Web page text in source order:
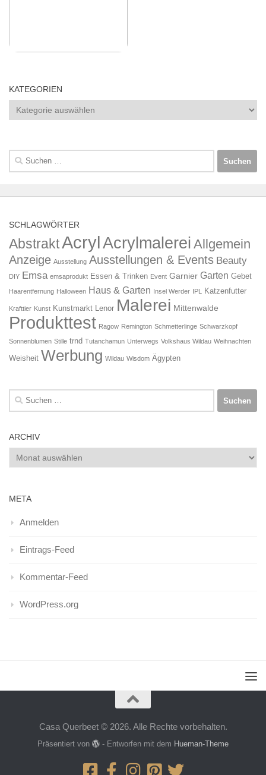
KATEGORIEN
Kategorien
Suchen
nach:
SCHLAGWÖRTER
AbstraktAcrylAcrylmalerei Allgemein
Anzeige Ausstellung Ausstellungen & Events Beauty
DIY Emsa emsaprodukt Essen & Trinken Event Garnier Garten Gebet
Haarentfernung Halloween Haus & Garten Insel Werder IPL Katzenfutter
Krafttier Kunst Kunstmarkt Lenor Malerei Mittenwalde
Produkttest Ragow Remington Schmetterlinge Schwarzkopf
Sonnenblumen Stille trnd Tutanchamun Unterwegs Volkshaus Wildau Weihnachten
Weisheit Werbung Wildau Wisdom Ägypten
Suchen
nach:
ARCHIV
Archiv
META
Anmelden
Eintrags-Feed
Kommentar-Feed
WordPress.org
Casa Querbeet © 2026. Alle Rechte vorbehalten.
Präsentiert von - Entworfen mit dem Hueman-Theme